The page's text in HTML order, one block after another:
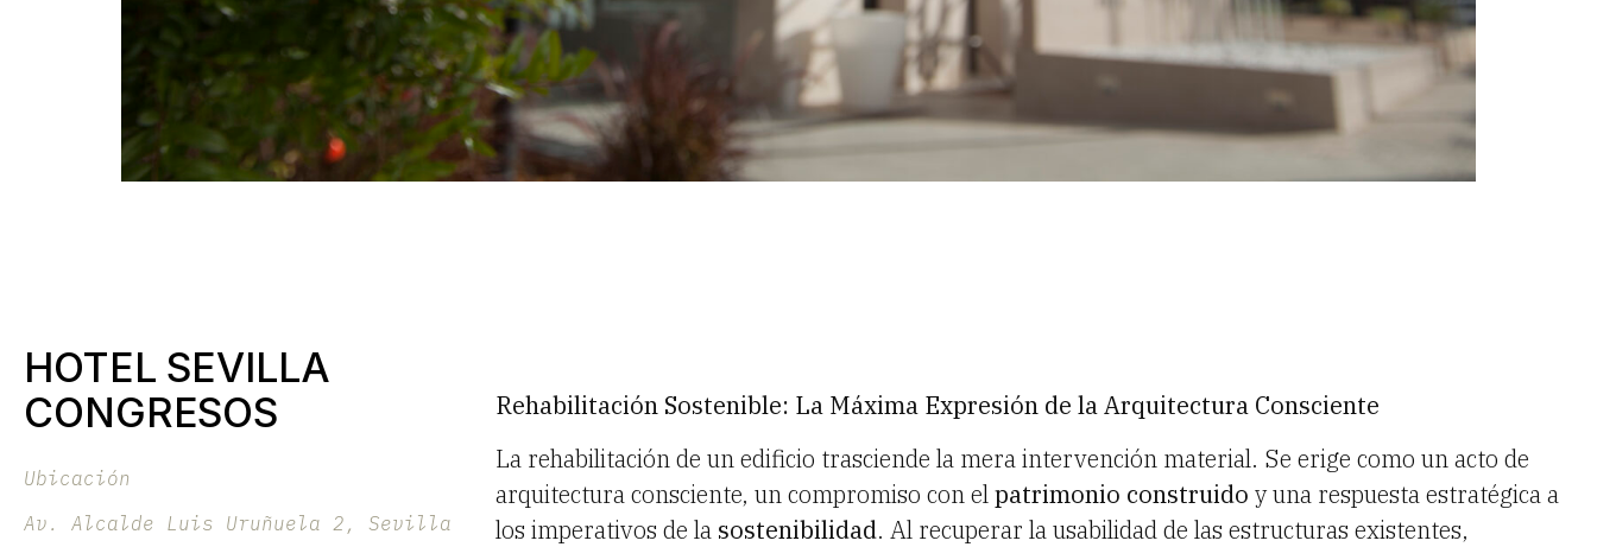
HOTEL SEVILLA
CONGRESOS
Ubicación
Av. Alcalde Luis Uruñuela 2, Sevilla
Rehabilitación Sostenible: La Máxima Expresión de la Arquitectura Consciente
La rehabilitación de un edificio trasciende la mera intervención material. Se erige como un acto de
arquitectura consciente, un compromiso con elpatrimonio construido y una respuesta estratégica a
los imperativos de la sostenibilidad. Al recuperar la usabilidad de las estructuras existentes,